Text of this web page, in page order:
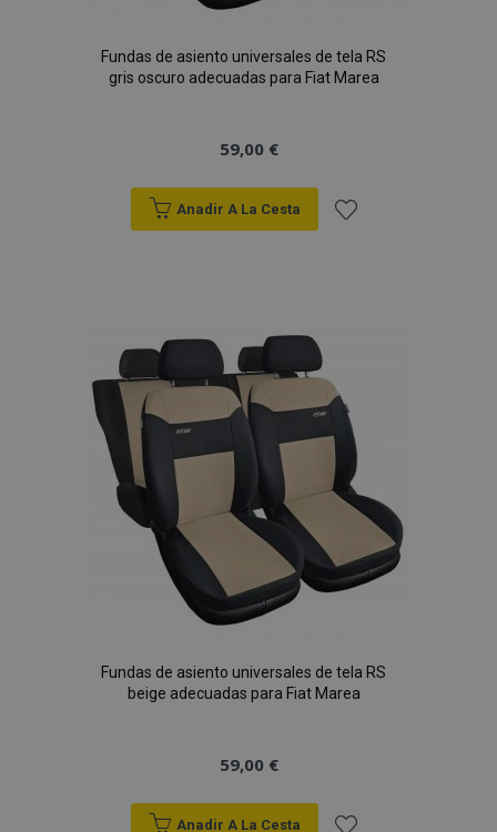
Fundas de asiento universales de tela RS
gris oscuro adecuadas para Fiat Marea
59,00 €
Anadir A La Cesta
de
Deseos
Fundas de asiento universales de tela RS
beige adecuadas para Fiat Marea
59,00 €
Anadir A La Cesta